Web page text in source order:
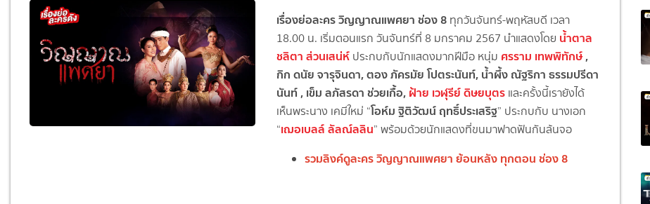
เรื่องย่อละคร วิญญาณแพศยา ช่อง 8 ทุกวันจันทร์-พฤหัสบดี เวลา
18.00 น. เริ่มตอนแรก วันจันทร์ที่ 8 มกราคม 2567 นำแสดงโดย น้ำตาล
ชลิตา ส่วนเสน่ห์ประกบกับนักแสดงมากฝีมือ หนุ่ม ศรราม เทพพิทักษ์,
กิก ดนัย จารุจินดา, ตอง ภัครมัย โปตระนันท์, น้ำผึ้ง ณัฐริกา ธรรมปรีดา
นันท์ , เข็ม ลภัสรดา ช่วยเกื้อ,ฝ้าย เวฬุรีย์ ดิษยบุตรและครั้งนี้เรายังได้
เห็นพระนาง เคมีใหม่ “โอห์ม ฐิติวัฒน์ ฤทธิ์ประเสริฐ” ประกบกับ นางเอก
“เฌอเบลล์ ลัลณ์ลลิน” พร้อมด้วยนักแสดงที่ขนมาฟาดฟันกันล้นจอ
รวมลิงค์ดูละคร วิญญาณแพศยา ย้อนหลัง ทุกตอน ช่อง 8